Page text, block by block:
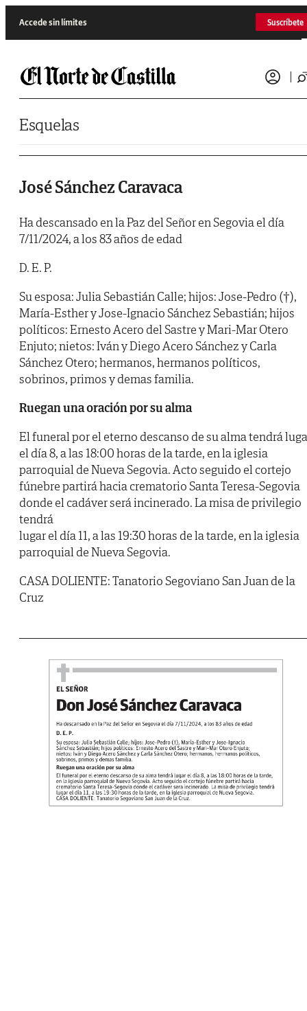
Accede sin límites Suscríbete
Esquelas
José Sánchez Caravaca
​Ha descansado en la Paz del Señor en Segovia el día
7/11/2024, a los 83 años de edad
D. E. P.
Su esposa: Julia Sebastián Calle; hijos: Jose-Pedro (†),
María-Esther y Jose-Ignacio Sánchez Sebastián; hijos
políticos: Ernesto Acero del Sastre y Mari-Mar Otero
Enjuto; nietos: Iván y Diego Acero Sánchez y Carla
Sánchez Otero; hermanos, hermanos políticos,
sobrinos, primos y demas familia.
Ruegan una oración por su alma
El funeral por el eterno descanso de su alma tendrá
el día 8, a las 18:00 horas de la tarde, en la iglesia
parroquial de Nueva Segovia. Acto seguido el cortejo
fúnebre partirá hacia crematorio Santa Teresa-Segovia
donde el cadáver será incinerado. La misa de privilegio
tendrá
lugar el día 11, a las 19:30 horas de la tarde, en la iglesia
parroquial de Nueva Segovia.
CASA DOLIENTE: Tanatorio Segoviano San Juan de la
Cruz